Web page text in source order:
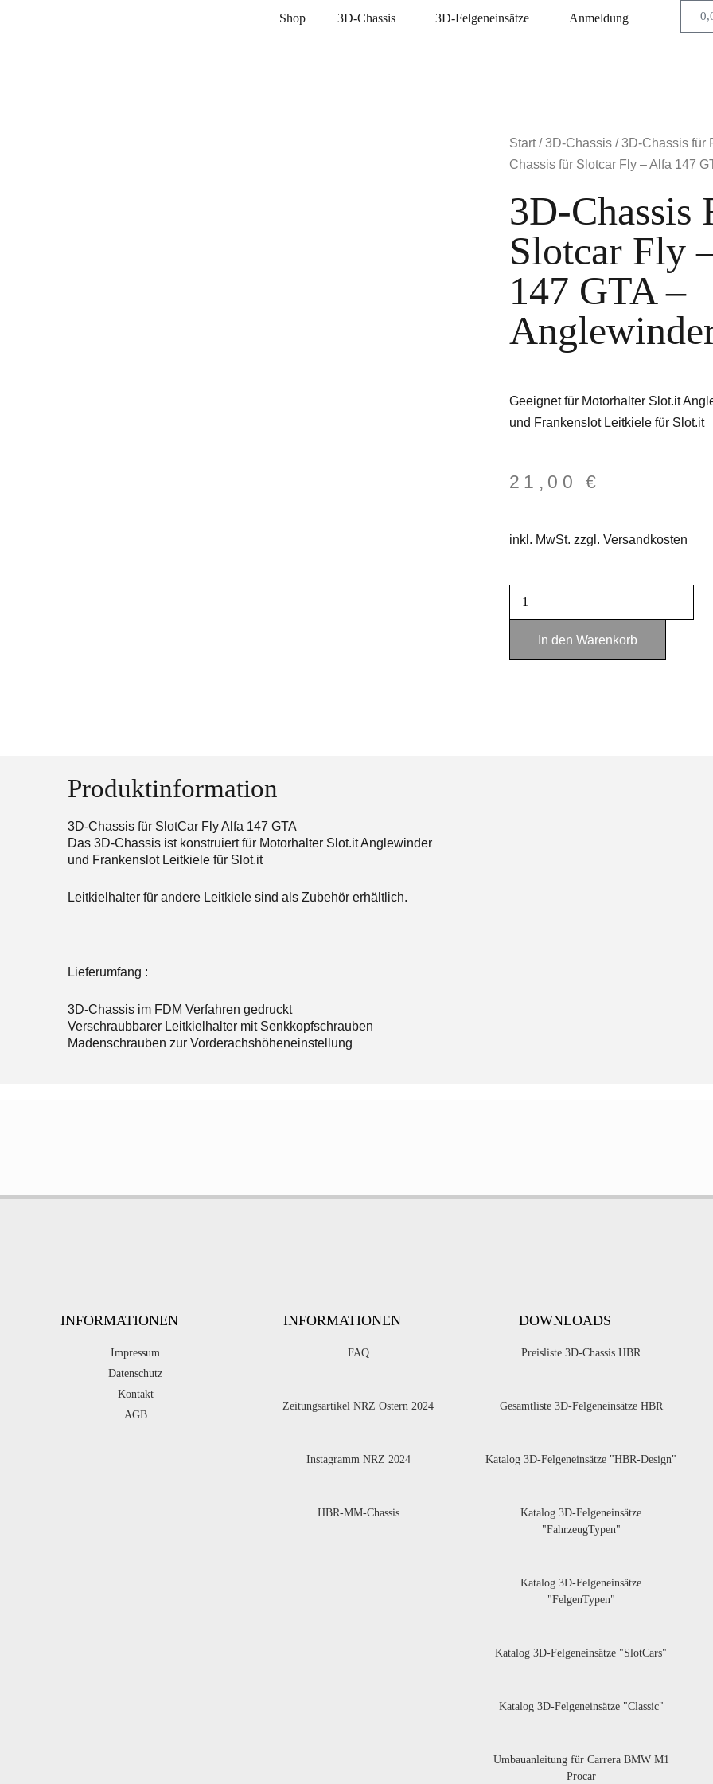
Shop 3D-Chassis 3D-Felgeneinsätze Anmeldung
Start/3D-Chassis /3D-Chassis für
Chassis für Slotcar Fly – Alfa 147
3D-Chassis
Slotcar Fly
147 GTA –
Geeignet für Motorhalter Slot.it
und Frankenslot Leitkiele für Slot.it
21,00€
inkl. MwSt. zzgl. Versandkosten
In den Warenkorb
Produktinformation
3D-Chassis für SlotCar Fly Alfa 147 GTA
Das 3D-Chassis ist konstruiert für Motorhalter Slot.it Anglewinder
und Frankenslot Leitkiele für Slot.it
Leitkielhalter für andere Leitkiele sind als Zubehör erhältlich.
Lieferumfang :
3D-Chassis im FDM Verfahren gedruckt
Verschraubbarer Leitkielhalter mit Senkkopfschrauben
Madenschrauben zur Vorderachshöheneinstellung
INFORMATIONEN
Impressum
Datenschutz
Kontakt
AGB
INFORMATIONEN
FAQ
Zeitungsartikel NRZ Ostern 2024
Instagramm NRZ 2024
HBR-MM-Chassis
DOWNLOADS
Preisliste 3D-Chassis HBR
Gesamtliste 3D-Felgeneinsätze HBR
Katalog 3D-Felgeneinsätze "HBR-Design"
Katalog 3D-Felgeneinsätze
"FahrzeugTypen"
Katalog 3D-Felgeneinsätze
"FelgenTypen"
Katalog 3D-Felgeneinsätze "SlotCars"
Katalog 3D-Felgeneinsätze "Classic"
Umbauanleitung für Carrera BMW M1
Procar